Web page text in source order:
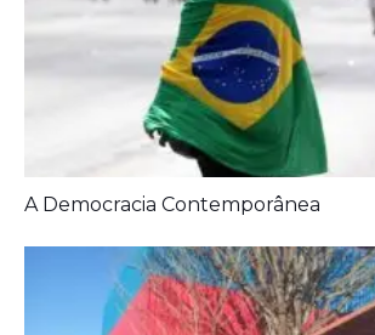
A Democracia Contemporânea